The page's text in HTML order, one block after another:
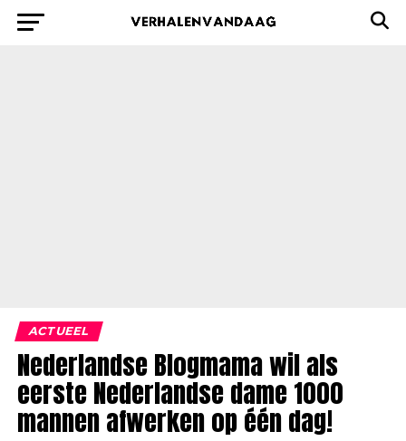
ACTUEEL
Nederlandse Blogmama wil als
eerste Nederlandse dame 1000
mannen afwerken op één dag!